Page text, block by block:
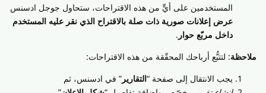
المستخدمين على أيٍّ من هذه الاقتراحات، ستحاول جوجل ادسنس
عرض إعلانات صورية ذات صلة بالاقتراح الذي نقر عليه المستخدم
داخل مربّع حوار .
ملاحظة: لتتبُّع أرباحك المحقّقة من هذه الاقتراحات:
يجب الانتقال إلى صفحة “التقارير ” في ادسنس، ثم